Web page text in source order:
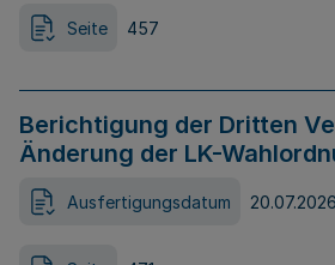
Seite 457
Berichtigung der Dritten
Änderung der LK-
Ausfertigungsdatum 20.07.2026